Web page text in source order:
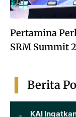
Pertamina
SRM Summit
Berita